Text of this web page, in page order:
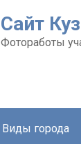
Сайт
Фотоработы
Виды города